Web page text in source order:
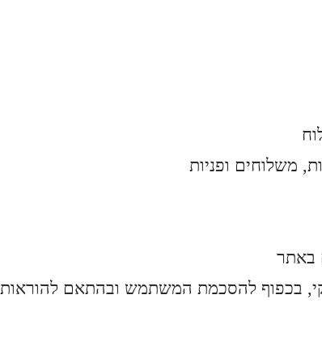
משלוחים ופניות
באתר
בכפוף להסכמת המשתמש ובהתאם להוראות